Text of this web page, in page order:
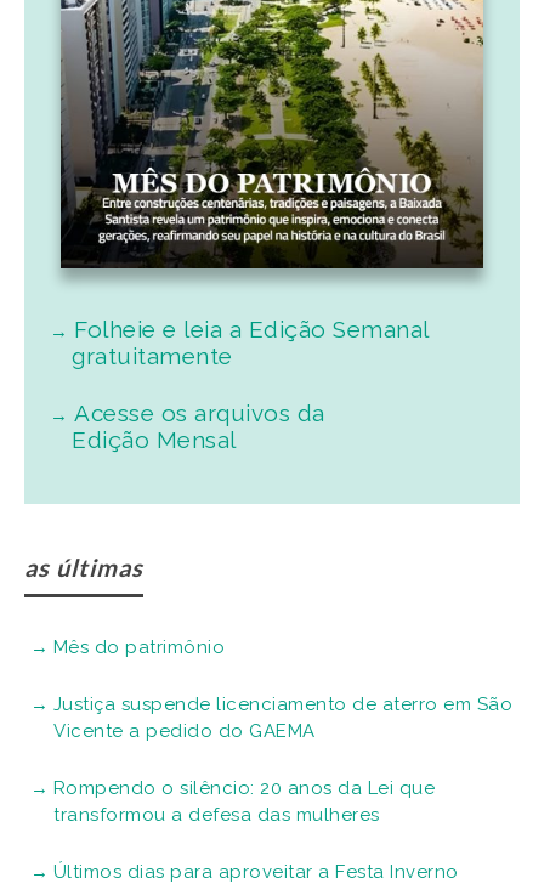
Folheie e leia a Edição Semanal
gratuitamente
Acesse os arquivos da
Edição Mensal
as últimas
Mês do patrimônio
Justiça suspende licenciamento de aterro em São
Vicente a pedido do GAEMA
Rompendo o silêncio: 20 anos da Lei que
transformou a defesa das mulheres
Últimos dias para aproveitar a Festa Inverno